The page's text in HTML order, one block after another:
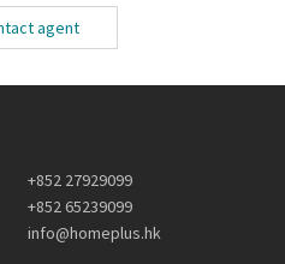
agent
+852 27929099
+852 65239099
info@homeplus.hk